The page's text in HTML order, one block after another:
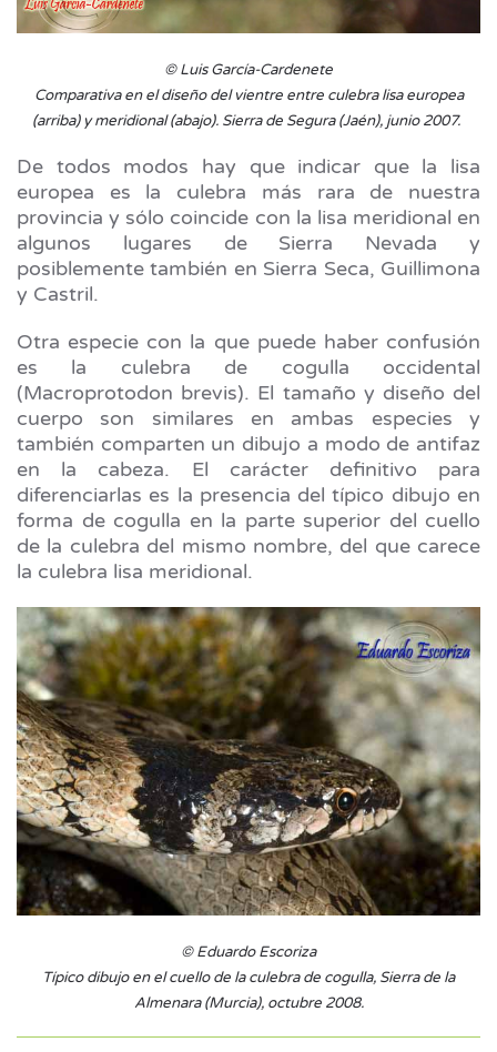
© Luis García-Cardenete
Comparativa en el diseño del vientre entre culebra lisa europea
(arriba) y meridional (abajo). Sierra de Segura (Jaén), junio 2007.
De todos modos hay que indicar que la lisa
europea es la culebra más rara de nuestra
provincia y sólo coincide con la lisa meridional en
algunos lugares de Sierra Nevada y
posiblemente también en Sierra Seca, Guillimona
y Castril.
Otra especie con la que puede haber confusión
es la culebra de cogulla occidental
(Macroprotodon brevis). El tamaño y diseño del
cuerpo son similares en ambas especies y
también comparten un dibujo a modo de antifaz
en la cabeza. El carácter definitivo para
diferenciarlas es la presencia del típico dibujo en
forma de cogulla en la parte superior del cuello
de la culebra del mismo nombre, del que carece
la culebra lisa meridional.
© Eduardo Escoriza
Típico dibujo en el cuello de la culebra de cogulla, Sierra de la
Almenara (Murcia), octubre 2008.